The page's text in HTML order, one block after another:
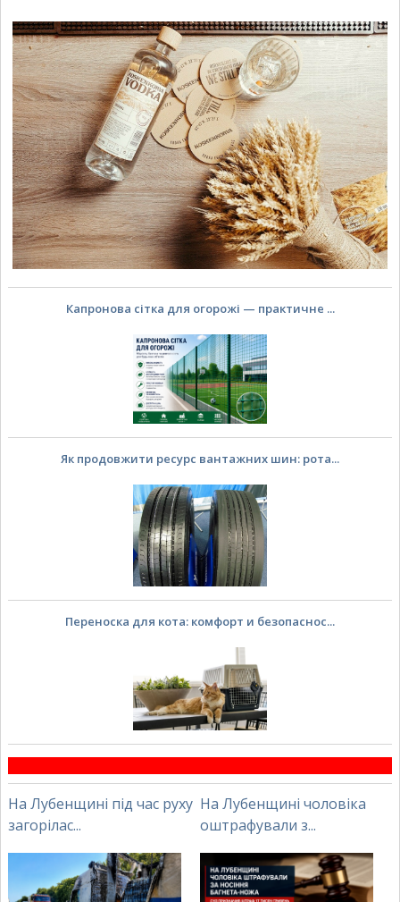
Капронова сітка для огорожі — практичне ...
Як продовжити ресурс вантажних шин: рота...
Переноска для кота: комфорт и безопаснос...
На Лубенщині під час руху
загорілас...
На Лубенщині чоловіка
оштрафували з...